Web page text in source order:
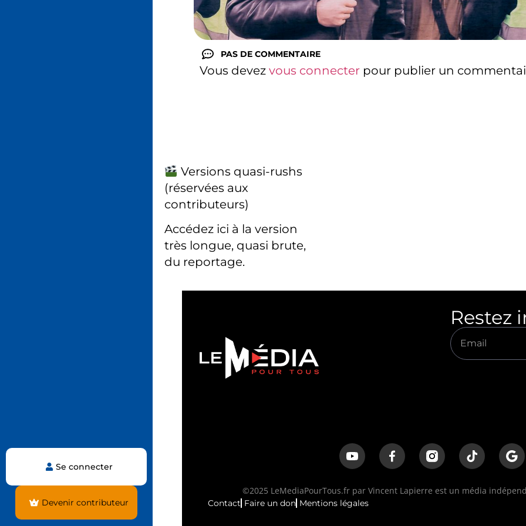
Se connecter
Devenir contributeur
PAS DE COMMENTAIRE
Vous devez vous connecter pour publier un
Versions quasi-rushs
(réservées aux
contributeurs)
Accédez ici à la version
très longue, quasi brute,
du reportage.
Restez
©2025 LeMediaPourTous.fr par Vincent Lapierre est un média
Contact Faire un don Mentions légales